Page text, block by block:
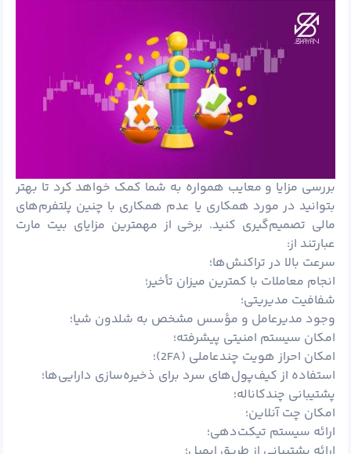
بررسی مزایا و معایب همواره به شما کمک خواهد کرد تا بهتر
بتوانید در مورد همکاری یا عدم همکاری با چنین پلتفرم‌های
مالی تصمیم‌گیری کنید. برخی از مهمترین مزایای بیت مارت
عبارتند از:
سرعت بالا در تراکنش‌ها؛
انجام معاملات با کمترین میزان تأخیر؛
شفافیت مدیریتی؛
وجود مدیرعامل و مؤسس مشخص به شلدون شیا؛
امکان سیستم امنیتی پیشرفته؛
امکان احراز هویت چندعاملی (2FA)؛
استفاده از کیف‌پول‌های سرد برای ذخیره‌سازی دارایی‌ها؛
پشتیبانی چندکاناله؛
امکان چت آنلاین؛
ارائه سیستم تیکت‌دهی؛